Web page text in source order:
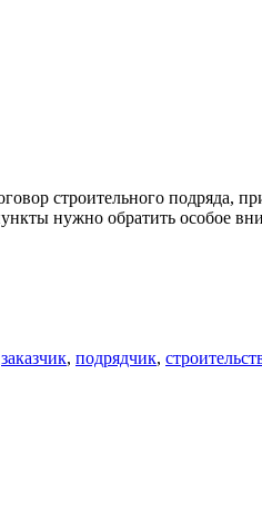
строительного
нужно обратить особое
заказчик, подрядчик,